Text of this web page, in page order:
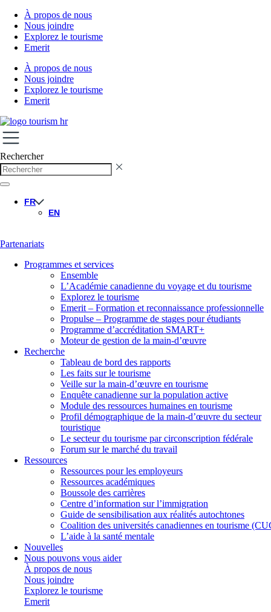
À propos de nous
Nous joindre
Explorez le tourisme
Emerit
À propos de nous
Nous joindre
Explorez le tourisme
Emerit
Rechercher
FR
EN
Partenariats
Programmes et services
Ensemble
L’Académie canadienne du voyage et du tourisme
Explorez le tourisme
Emerit – Formation et reconnaissance professionnelle
Propulse – Programme de stages pour étudiants
Programme d’accréditation SMART+
Moteur de gestion de la main-d’œuvre
Recherche
Tableau de bord des rapports
Les faits sur le tourisme
Veille sur la main-d’œuvre en tourisme
Enquête canadienne sur la population active
Module des ressources humaines en tourisme
Profil démographique de la main-d’œuvre du secteur
touristique
Le secteur du tourisme par circonscription fédérale
Forum sur le marché du travail
Ressources
Ressources pour les employeurs
Ressources académiques
Boussole des carrières
Centre d’information sur l’immigration
Guide de sensibilisation aux réalités autochtones
Coalition des universités canadiennes en tourisme
L’aide à la santé mentale
Nouvelles
Nous pouvons vous aider
À propos de nous
Nous joindre
Explorez le tourisme
Emerit